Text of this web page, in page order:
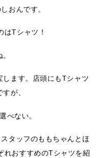
おんです。
はTシャツ！
ます。店頭にもTシャツ
が、
べない。
タッフのももちゃんとほ
れおすすめのTシャツを紹